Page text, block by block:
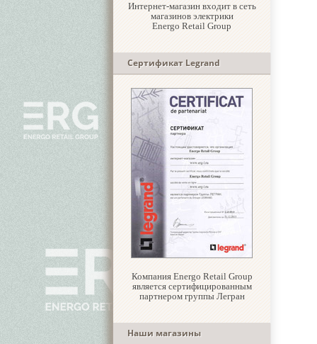
Интернет-магазин входит в сеть
магазинов электрики
Energo Retail Group
Сертификат Legrand
Компания Energo Retail Group
является сертифицированным
партнером группы Легран
Наши магазины